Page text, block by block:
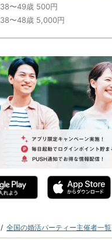
38〜49歳 500円
38〜48歳 5,000円
全国の婚活パーティー主催者一覧